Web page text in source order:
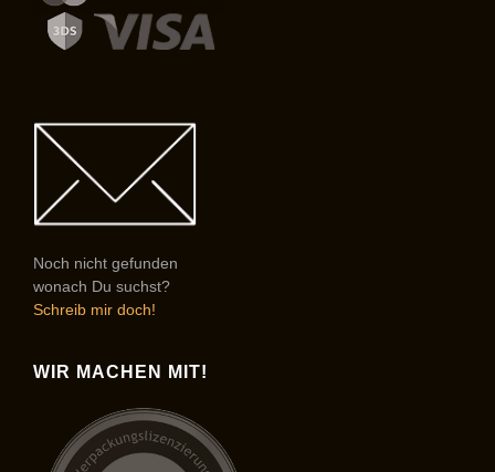
Noch nicht gefunden
wonach Du suchst?
Schreib mir doch!
WIR MACHEN MIT!